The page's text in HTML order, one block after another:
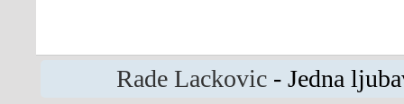
Rade Lackovic- Jedna